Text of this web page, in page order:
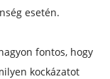
esetén.
fontos, hogy
kockázatot